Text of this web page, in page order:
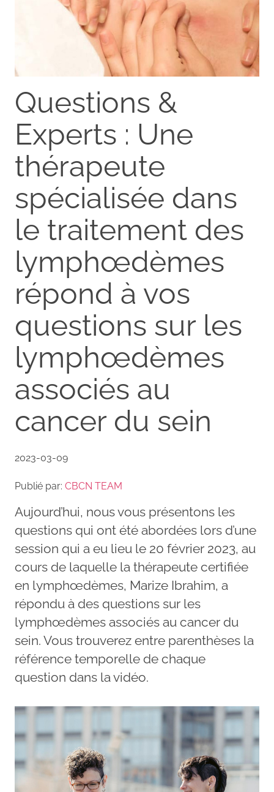
Questions &
Experts : Une
thérapeute
spécialisée dans
le traitement des
lymphœdèmes
répond à vos
questions sur les
lymphœdèmes
associés au
cancer du sein
2023-03-09
Publié par: CBCN TEAM
Aujourd’hui, nous vous présentons les
questions qui ont été abordées lors d’une
session qui a eu lieu le 20 février 2023, au
cours de laquelle la thérapeute certifiée
en lymphœdèmes, Marize Ibrahim, a
répondu à des questions sur les
lymphœdèmes associés au cancer du
sein. Vous trouverez entre parenthèses la
référence temporelle de chaque
question dans la vidéo.